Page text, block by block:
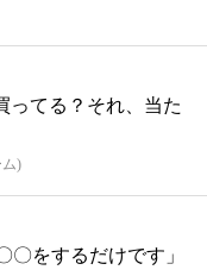
ってる？それ、当た
)
〇をするだけです」